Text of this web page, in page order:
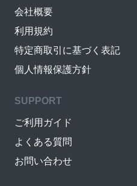
会社概要
利用規約
特定商取引に基づく表記
個人情報保護方針
SUPPORT
ご利用ガイド
よくある質問
お問い合わせ